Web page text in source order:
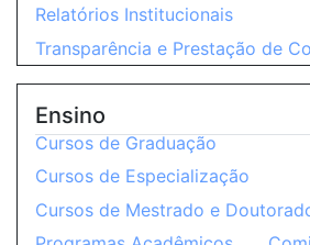
Relatórios Institucionais
Transparência e Prestação de
Ensino
Cursos de Graduação
Cursos de Especialização
Cursos de Mestrado e